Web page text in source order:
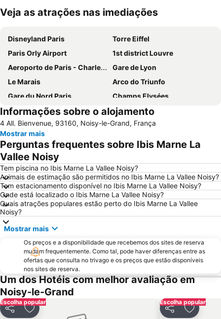
Ampliar mapa
Veja as atrações nas imediações
Disneyland Paris
Torre Eiffel
Paris Orly Airport
1st district Louvre
Aeroporto de Paris - Charles de Gaulle
Gare de Lyon
Le Marais
Arco do Triunfo
Gare du Nord Paris
Champs Elysées
58 tour eiffel
Quartier Latin
8th district Élysée
9th district Opéra
Museu do Louvre
6th district Luxembourg
Paris Expo Porte de Versailles
Montparnasse
Stade de France
7th district Palais Bourbon
15th district Vaugirard
Disney Village
3rd district Temple
Bercy
4th district Hôtel-de-Ville
18th district la Butte-Montmartre
11th district Popincourt
Notre-Dame Cathedral
Centre commercial International Val d'Europe
2nd district la Bourse
Palais Garnier Opera National de Paris
La Défense
Les Halles
Nation Metro Station
Galerias Lafayette Paris Haussmann
Jardim de Luxemburgo
Informações sobre o alojamento
4 All. Bienvenue, 93160, Noisy-le-Grand, França
Mostrar mais
Perguntas frequentes sobre Ibis Marne La
Vallee Noisy
Tem piscina no Ibis Marne La Vallee Noisy?
Animais de estimação são permitidos no Ibis Marne La Vallee Noisy?
Tem estacionamento disponível no Ibis Marne La Vallee Noisy?
Onde está localizado o Ibis Marne La Vallee Noisy?
Quais atrações populares estão perto do Ibis Marne La Vallee
Noisy?
Mostrar mais
Os preços e a disponibilidade que recebemos dos sites de reserva
mudam frequentemente. Como tal, pode haver diferenças entre as
ofertas que consulta no trivago e os preços que estão disponíveis
nos sites de reserva.
Um dos Hotéis com melhor avaliação em
Noisy-le-Grand
Escolha popular
PartilharAdicionar aos favoritos
Escolha popular
Partilhar